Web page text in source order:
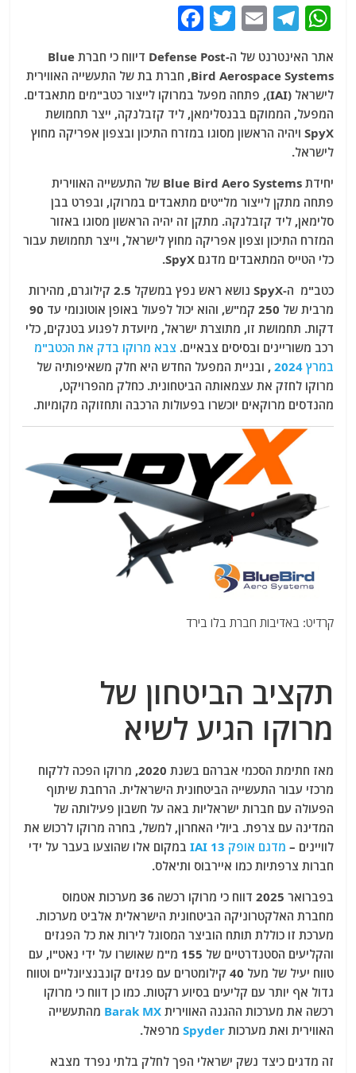
W
at
s
A
p
T
e
g
ra
m
E
m
ai
l
T
itt
er
a
c
e
b
o
o
k
אתר האינטרנט של ה-Defense Post דיווח כי חברת Blue
Bird Aerospace Systems, חברת בת של התעשייה האווירית
לישראל (IAI), פתחה מפעל במרוקו לייצור כטב"מים מתאבדים.
המפעל, הממוקם בבנסלימאן, ליד קזבלנקה, ייצר תחמושת
SpyX ויהיה הראשון מסוגו במזרח התיכון ובצפון אפריקה מחוץ
לישראל.
יחידת Blue Bird Aero Systems של התעשייה האווירית
פתחה מתקן לייצור מל"טים מתאבדים במרוקו, ובפרט בבן
סלימאן, ליד קזבלנקה. מתקן זה יהיה הראשון מסוגו באזור
המזרח התיכון וצפון אפריקה מחוץ לישראל, וייצר תחמושת עבור
כלי הטייס המתאבדים מדגם SpyX.
כטב"מ ה-SpyX נושא ראש נפץ במשקל 2.5 קילוגרם, מהירות
מרבית של 250 קמ"ש, והוא יכול לפעול באופן אוטונומי עד 90
דקות. תחמושת זו, מתוצרת ישראל, מיועדת לפגוע בטנקים, כלי
רכב משוריינים ובסיסים צבאיים. צבא מרוקו בדק את הכטב"מ
במרץ 2024
, ובניית המפעל החדש היא חלק משאיפותיה של
מרוקו לחזק את עצמאותה הביטחונית. כחלק מהפרויקט,
מהנדסים מרוקאים יוכשרו בפעולות הרכבה ותחזוקה מקומיות.
קרדיט: באדיבות חברת בלו בירד
תקציב הביטחון של
מרוקו הגיע לשיא
מאז חתימת הסכמי אברהם בשנת 2020, מרוקו הפכה ללקוח
מרכזי עבור התעשייה הביטחונית הישראלית. הרחבת שיתוף
הפעולה עם חברות ישראליות באה על חשבון פעילותה של
המדינה עם צרפת. ביולי האחרון, למשל, בחרה מרוקו לרכוש את
לוויינים – IAI מדגם אופק 13
במקום אלו שהוצעו בעבר על ידי
חברות צרפתיות כמו איירבוס ות'אלס.
בפברואר 2025 דווח כי מרוקו רכשה 36 מערכות אטמוס
מחברת האלקטרוניקה הביטחונית הישראלית אלביט מערכות.
מערכת זו כוללת תותח הוביצר המסוגל לירות את כל הפגזים
והקליעים הסטנדרטיים של 155 מ"מ שאושרו על ידי נאט"ו, עם
טווח יעיל של מעל 40 קילומטרים עם פגזים קונבנציונליים וטווח
גדול אף יותר עם קליעים בסיוע רקטות. כמו כן דווח כי מרוקו
רכשה את מערכות ההגנה האוויריתBarak MX מהתעשייה
האווירית ואת מערכותSpyder מרפאל.
זה מדגים כיצד נשק ישראלי הפך לחלק בלתי נפרד מצבא